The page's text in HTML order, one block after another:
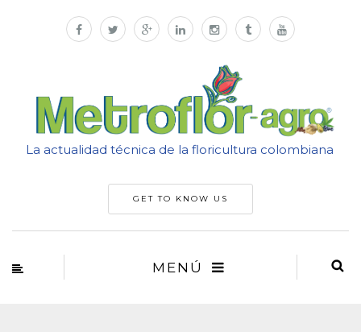
La actualidad técnica de la floricultura colombiana
GET TO KNOW US
MENÚ